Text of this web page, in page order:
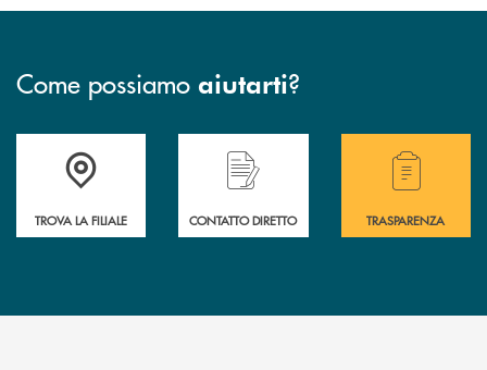
Come possiamo aiutarti?
Accedi all'elenco completo delle filiali di Bcc Sarsina.
TROVA LA FILIALE
Hai bisogno di assistenza immediata ?
CONTATTO DIRETTO
Hai bisogno di
TRASPARENZA